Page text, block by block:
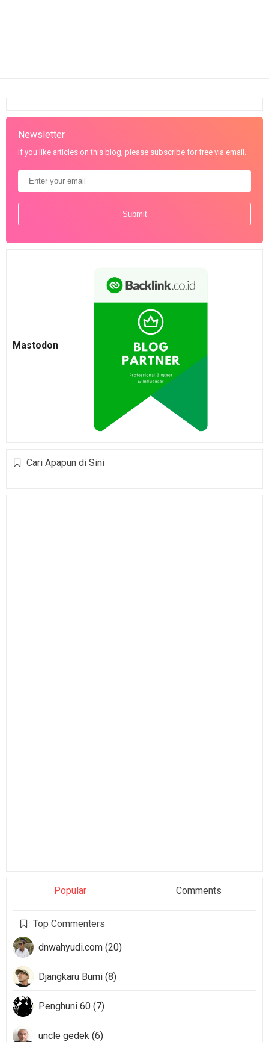
Newsletter
If you like articles on this blog, please subscribe for free via email.
Mastodon
Cari Apapun di Sini
Popular Comments
Top Commenters
dnwahyudi.com (20)
Djangkaru Bumi (8)
Penghuni 60 (7)
uncle gedek (6)